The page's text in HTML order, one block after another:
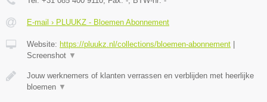
E-mail › PLUUKZ - Bloemen Abonnement
Website: https://pluukz.nl/collections/bloemen-abonnement
Screenshot ▼
Jouw werknemers of klanten verrassen en verblijden met heerlijke
bloemen ▼